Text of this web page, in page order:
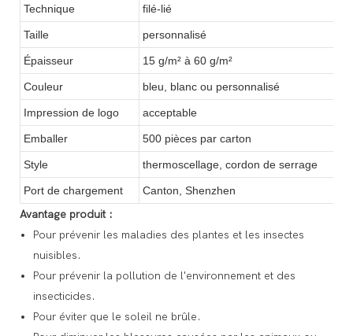
Technique filé-lié
Taille personnalisé
Épaisseur 15 g/m² à 60 g/m²
Couleur bleu, blanc ou personnalisé
Impression de logo acceptable
Emballer 500 pièces par carton
Style thermoscellage, cordon de serrage
Port de chargement Canton, Shenzhen
Avantage produit :
Pour prévenir les maladies des plantes et les insectes
nuisibles.
Pour prévenir la pollution de l'environnement et des
insecticides.
Pour éviter que le soleil ne brûle.